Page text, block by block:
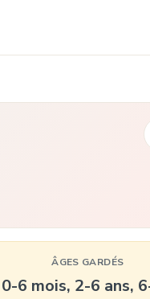
ÂGES GARDÉS
0-6 mois, 2-6 ans,